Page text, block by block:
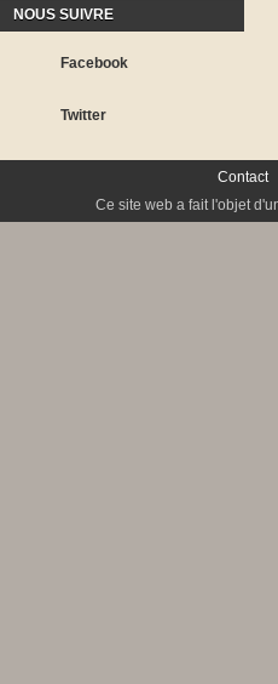
NOUS SUIVRE
Facebook
Twitter
Contact
Ce site web a fait l'objet